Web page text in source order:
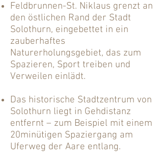
Feldbrunnen-St. Niklaus grenzt an
den östlichen Rand der Stadt
Solothurn, eingebettet in ein
zauberhaftes
Naturerholungsgebiet, das zum
Spazieren, Sport treiben und
Verweilen einlädt.
Das historische Stadtzentrum von
Solothurn liegt in Gehdistanz
entfernt – zum Beispiel mit einem
20minütigen Spaziergang am
Uferweg der Aare entlang.